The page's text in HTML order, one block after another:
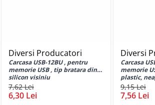
Huse si protectii pentru Oppo A79
5G
Huse si protectii pentru Oppo A80
5G
Huse si protectii pentru Oppo A9
Diversi Producatori
Carcasa USB-12BU , pentru
memorie USB , tip bratara din
silicon visiniu
7,62 Lei
6,30 Lei
Diversi
Carcasa
memorie
plastic,
9,15 Lei
7,56 Lei